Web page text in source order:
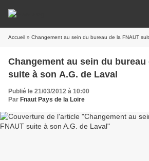
Accueil » Changement au sein du bureau de la FNAUT
Changement au sein du bureau
suite à son A.G. de Laval
Publié le 21/03/2012 à 10:00
Par Fnaut Pays de la Loire